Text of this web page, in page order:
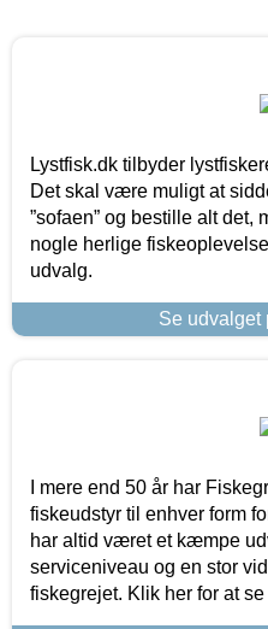
Lystfisk.dk tilbyder
Det skal være muligt at
”sofaen” og bestille alt det,
nogle herlige
udvalg.
Se udvalget
I mere end 50 år har
fiskeudstyr til enhver form
har altid været et kæmpe
serviceniveau og en stor
fiskegrejet. Klik her for at